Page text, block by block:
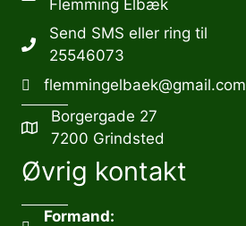
Flemming Elbæk
Send SMS eller ring til
25546073
flemmingelbaek@gmail.com
Borgergade 27
7200 Grindsted
Øvrig kontakt
Formand: